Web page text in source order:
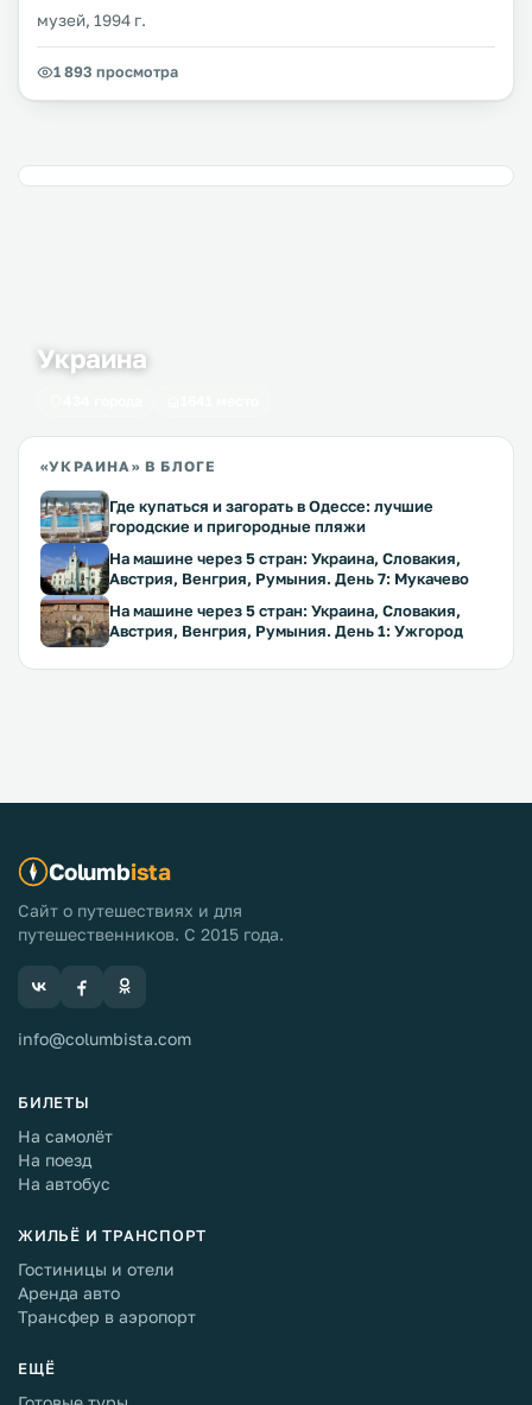
музей, 1994 г.
1 893 просмотра
Украина
«УКРАИНА» В БЛОГЕ
Где купаться и загорать в Одессе: лучшие
городские и пригородные пляжи
На машине через 5 стран: Украина, Словакия,
Австрия, Венгрия, Румыния. День 7: Мукачево
На машине через 5 стран: Украина, Словакия,
Австрия, Венгрия, Румыния. День 1: Ужгород
Columbista
Сайт о путешествиях и для
путешественников. С 2015 года.
info@columbista.com
БИЛЕТЫ
На самолёт
На поезд
На автобус
ЖИЛЬЁ И ТРАНСПОРТ
Гостиницы и отели
Аренда авто
Трансфер в аэропорт
ЕЩЁ